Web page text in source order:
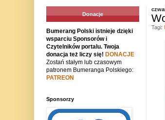
Tagi:
Donacje
Bumerang Polski istnieje dzięki
wsparciu Sponsorów i
Czytelników portalu. Twoja
donacja też liczy się! DONACJE
Zostań stałym lub czasowym
patronem Bumeranga Polskiego:
PATREON
Sponsorzy